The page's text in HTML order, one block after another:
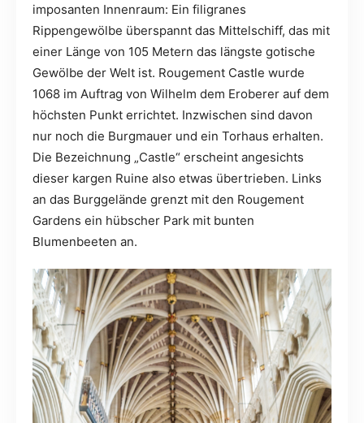
imposanten Innenraum: Ein filigranes
Rippengewölbe überspannt das Mittelschiff, das mit
einer Länge von 105 Metern das längste gotische
Gewölbe der Welt ist. Rougement Castle wurde
1068 im Auftrag von Wilhelm dem Eroberer auf dem
höchsten Punkt errichtet. Inzwischen sind davon
nur noch die Burgmauer und ein Torhaus erhalten.
Die Bezeichnung „Castle“ erscheint angesichts
dieser kargen Ruine also etwas übertrieben. Links
an das Burggelände grenzt mit den Rougement
Gardens ein hübscher Park mit bunten
Blumenbeeten an.